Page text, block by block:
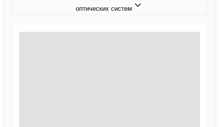
оптических систем